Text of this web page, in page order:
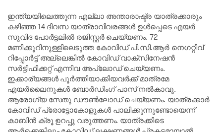
ഇന്ത്യയിലെത്തുന്ന എല്ലാ അന്താരാഷ്ട്ര യാത്രക്കാരും
കഴിഞ്ഞ 14 ദിവസ യാത്രാവിവരങ്ങൾ ഉൾപ്പെടെ എയർ
സുവിദ പോർട്ടലിൽ രജിസ്റ്റർ ചെയ്യണം. 72
മണിക്കൂറിനുള്ളിലെടുത്ത കോവിഡ് പി.സി.ആർ നെഗറ്റീവ്
റിപ്പോർട്ട് അല്ലെങ്കിൽ കോവിഡ് വാക്‌സിനേഷൻ
സർട്ടിഫിക്കറ്റ് എന്നിവ അപ്‌ലോഡ് ചെയ്യണം.
ഇക്കാര്യങ്ങൾ പൂർത്തിയാക്കിയവർക്ക് മാത്രമേ
എയർലൈനുകൾ ബോർഡിംഗ് പാസ് നൽകാവൂ.
ആരോഗ്യ സേതു ഡൗൺലോഡ് ചെയ്യണം. യാത്രക്കാർ
കോവിഡ് പ്രോട്ടോകോളുകൾ പാലിക്കുന്നുണ്ടോയെന്ന്
കാബിൻ ക്രൂ ഉറപ്പു വരുത്തണം. യാത്രക്കിടെ